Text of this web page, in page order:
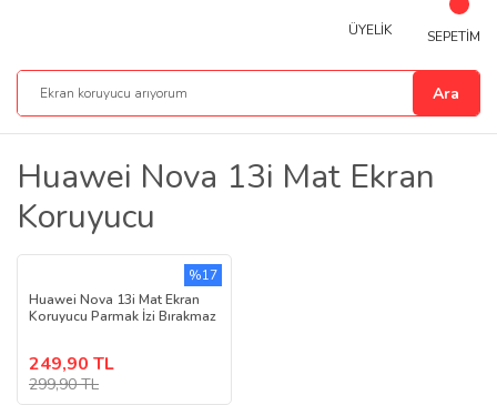
Ara
ÜYELİK SEPETİM
Huawei Nova 13i Mat Ekran
Koruyucu
Huawei Nova 13i Mat Ekran
Koruyucu Parmak İzi Bırakmaz
249,90 TL
299,90 TL
%17